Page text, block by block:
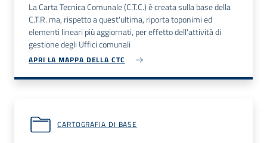
La Carta Tecnica Comunale (C.T.C.) è creata sulla base della
C.T.R. ma, rispetto a quest'ultima, riporta toponimi ed
elementi lineari più aggiornati, per effetto dell'attività di
gestione degli Uffici comunali
APRI LA MAPPA DELLA CTC
CARTOGRAFIA DI BASE